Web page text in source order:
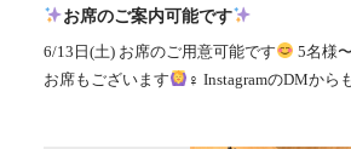
お席のご案内可能です
6/13日(土) お席のご用意可能です
5名様
お席もございます
‍♀️ InstagramのDMから